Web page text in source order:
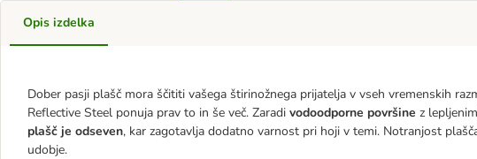
Opis izdelka
Dober pasji plašč mora ščititi vašega štirinožnega prijatelja v vseh vremenskih
Reflective Steel ponuja prav to in še več. Zaradi vodoodporne površine z
plašč je odseven, kar zagotavlja dodatno varnost pri hoji v temi. Notranjost
udobje.